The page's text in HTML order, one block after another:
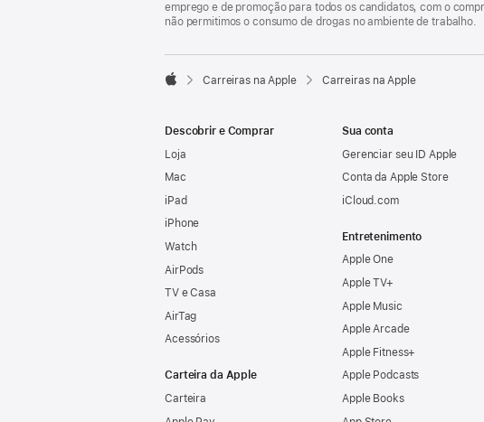
emprego e de promoção para todos os candidatos, com o
não permitimos o consumo de drogas no ambiente de trabalho.

Carreiras na Apple Carreiras na Apple
Descobrir e Comprar
Loja
Mac
iPad
iPhone
Watch
AirPods
TV e Casa
AirTag
Acessórios
Carteira da Apple
Carteira
Sua conta
Gerenciar seu ID Apple
Conta da Apple Store
iCloud.com
Entretenimento
Apple One
Apple TV+
Apple Music
Apple Arcade
Apple Fitness+
Apple Podcasts
Apple Books